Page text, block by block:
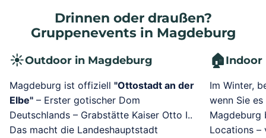
Drinnen oder draußen?
Gruppenevents in Magdeburg
☀️Outdoor in Magdeburg 🏠Indoor
Magdeburg ist offiziell "Ottostadt an der
Elbe" – Erster gotischer Dom
Deutschlands – Grabstätte Kaiser Otto I..
Das macht die Landeshauptstadt
Im Winter,
wenn Sie
Magdeburg
Locations –